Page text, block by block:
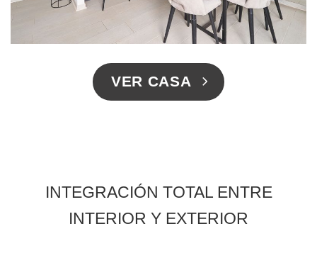
VER CASA
INTEGRACIÓN TOTAL ENTRE
INTERIOR Y EXTERIOR